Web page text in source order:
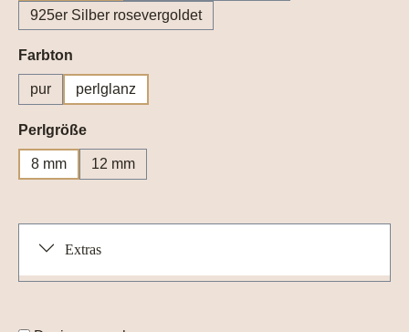
925er Silber rosevergoldet
Farbton
pur perlglanz
Perlgrößeauswählen
8 mm 12 mm
Extras